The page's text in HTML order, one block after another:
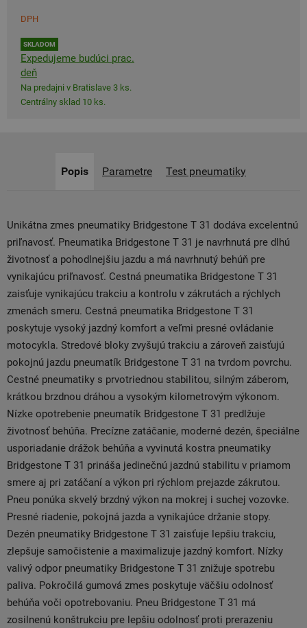
DPH
SKLADOM
Expedujeme budúci prac.
deň
Na predajni v Bratislave 3 ks.
Centrálny sklad 10 ks.
Popis Parametre Test pneumatiky
Unikátna zmes pneumatiky Bridgestone T 31 dodáva excelentnú
priľnavosť. Pneumatika Bridgestone T 31 je navrhnutá pre dlhú
životnosť a pohodlnejšiu jazdu a má navrhnutý behúň pre
vynikajúcu priľnavosť. Cestná pneumatika Bridgestone T 31
zaisťuje vynikajúcu trakciu a kontrolu v zákrutách a rýchlych
zmenách smeru. Cestná pneumatika Bridgestone T 31
poskytuje vysoký jazdný komfort a veľmi presné ovládanie
motocykla. Stredové bloky zvyšujú trakciu a zároveň zaisťujú
pokojnú jazdu pneumatík Bridgestone T 31 na tvrdom povrchu.
Cestné pneumatiky s prvotriednou stabilitou, silným záberom,
krátkou brzdnou dráhou a vysokým kilometrovým výkonom.
Nízke opotrebenie pneumatík Bridgestone T 31 predlžuje
životnosť behúňa. Precízne zatáčanie, moderné dezén, špeciálne
usporiadanie drážok behúňa a vyvinutá kostra pneumatiky
Bridgestone T 31 prináša jedinečnú jazdnú stabilitu v priamom
smere aj pri zatáčaní a výkon pri rýchlom prejazde zákrutou.
Pneu ponúka skvelý brzdný výkon na mokrej i suchej vozovke.
Presné riadenie, pokojná jazda a vynikajúce držanie stopy.
Dezén pneumatiky Bridgestone T 31 zaisťuje lepšiu trakciu,
zlepšuje samočistenie a maximalizuje jazdný komfort. Nízky
valivý odpor pneumatiky Bridgestone T 31 znižuje spotrebu
paliva. Pokročilá gumová zmes poskytuje väčšiu odolnosť
behúňa voči opotrebovaniu. Pneu Bridgestone T 31 má
zosilnenú konštrukciu pre lepšiu odolnosť proti prerazeniu